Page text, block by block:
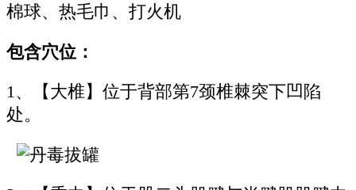
棉球、热毛巾、打火机
包含穴位：
1、【大椎】位于背部第7颈椎棘突下凹陷
处。